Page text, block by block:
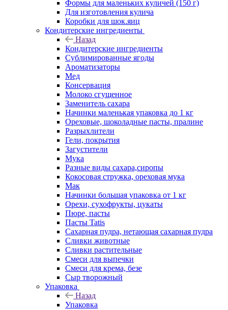
Формы для маленьких куличей (150 г)
Для изготовления кулича
Коробки для шок.яиц
Кондитерские ингредиенты
Назад
Кондитерские ингредиенты
Сублимированные ягоды
Ароматизаторы
Мед
Консервация
Молоко сгущенное
Заменитель сахара
Начинки маленькая упаковка до 1 кг
Ореховые, шоколадные пасты, пралине
Разрыхлители
Гели, покрытия
Загустители
Мука
Разные виды сахара,сиропы
Кокосовая стружка, ореховая мука
Мак
Начинки большая упаковка от 1 кг
Орехи, сухофрукты, цукаты
Пюре, пасты
Пасты Tatis
Сахарная пудра, нетающая сахарная пудра
Сливки животные
Сливки растительные
Смеси для выпечки
Смеси для крема, безе
Сыр творожный
Упаковка
Назад
Упаковка